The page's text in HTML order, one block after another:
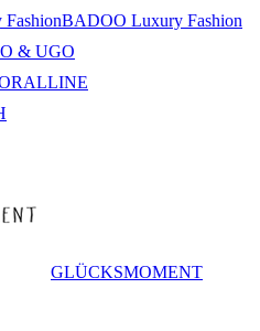
BADOO Luxury Fashion
& UGO
GLÜCKSMOMENT